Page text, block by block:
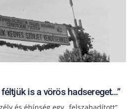
is a vörös hadsereget…”